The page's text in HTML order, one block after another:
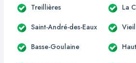
Treillières La
Saint-André-des-Eaux
Basse-Goulaine